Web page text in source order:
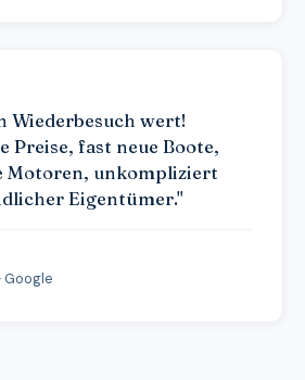
Wiederbesuch wert!
Preise, fast neue Boote,
Motoren, unkompliziert
Eigentümer."
Google